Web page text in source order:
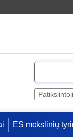
e
ES mokslinių